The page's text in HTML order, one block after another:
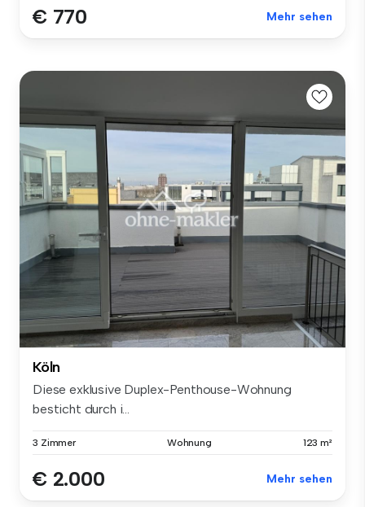
€ 770 Mehr sehen
Köln
Diese exklusive Duplex-Penthouse-Wohnung
besticht durch i...
3 Zimmer Wohnung 123 m²
€ 2.000 Mehr sehen